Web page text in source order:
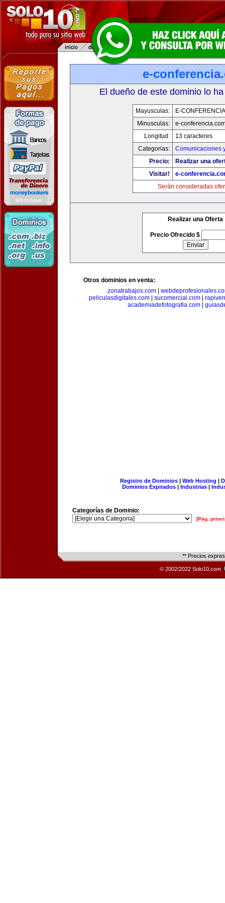
e-
El dueño de este dominio lo
Mayusculas:
E-
Minusculas:
e-
Longitud:
13 caracteres
Categorias:
Comunicaciones
Precio:
Realizar una
Visitar!
e-
Serán consideradas
Realizar una Oferta
Precio Ofrecido $
Otros dominios en venta:
zonatrabajos.com|
peliculasdigitales.com
sucomercial.com
academiadefotografia.com
Registro de Dominios| Web Hosting |
Dominios Expirados | Industrias |
Categorías de Dominio:
[Pág.
** Precios
© 2002/2022 Solo10.com